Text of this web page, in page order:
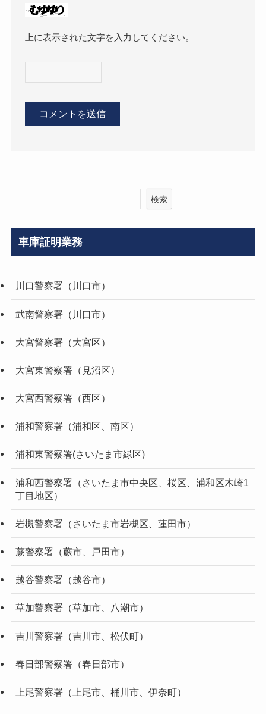
上に表示された文字を入力してください。
検索
車庫証明業務
川口警察署（川口市）
武南警察署（川口市）
大宮警察署（大宮区）
大宮東警察署（見沼区）
大宮西警察署（西区）
浦和警察署（浦和区、南区）
浦和東警察署(さいたま市緑区)
浦和西警察署（さいたま市中央区、桜区、浦和区木崎1
丁目地区）
岩槻警察署（さいたま市岩槻区、蓮田市）
蕨警察署（蕨市、戸田市）
越谷警察署（越谷市）
草加警察署（草加市、八潮市）
吉川警察署（吉川市、松伏町）
春日部警察署（春日部市）
上尾警察署（上尾市、桶川市、伊奈町）